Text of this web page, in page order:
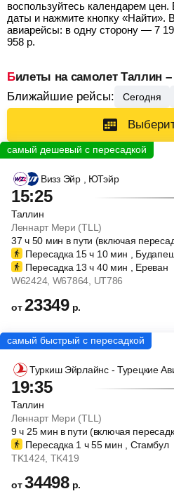
воспользуйтесь календарем
даты и нажмите кнопку «Найти».
авиарейсы: в одну сторону — 7
958 р.
Билеты на самолет Таллин
Ближайшие рейсы:
Сегодня
Визз Эйр , ЮТэйр
15:25
Таллин
Леннарт Мери (TLL)
37ч50 мин в пути (включая
Пересадка 15ч 10 мин ,
Пересадка 13ч 40 мин , Ереван
W62424, W67864 , UT786
от23349 р.
Туркиш Эйрлайнс - Турецкие
19:35
Таллин
Леннарт Мери (TLL)
9ч 25 мин в пути (включая
Пересадка 1 ч55 мин , Стамбул
TK1424, TK419
от34498 р.